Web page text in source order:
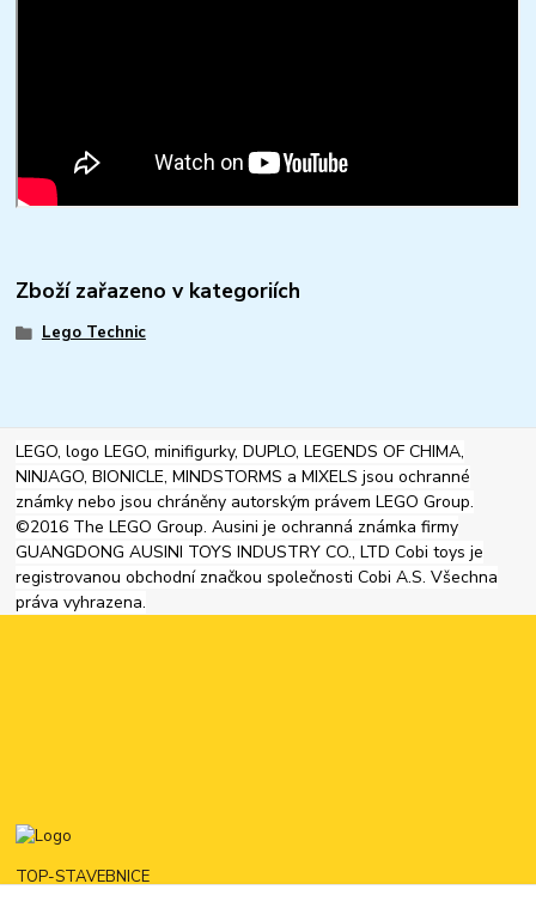
Zboží zařazeno v kategoriích
Lego Technic
LEGO, logo LEGO, minifigurky, DUPLO, LEGENDS OF CHIMA,
NINJAGO, BIONICLE, MINDSTORMS a MIXELS jsou ochranné
známky nebo jsou chráněny autorským právem LEGO Group.
©2016 The LEGO Group. Ausini je ochranná známka firmy
GUANGDONG AUSINI TOYS INDUSTRY CO., LTD Cobi toys je
registrovanou obchodní značkou společnosti Cobi A.S. Všechna
práva vyhrazena.
TOP-STAVEBNICE